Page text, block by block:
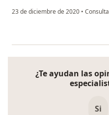
23 de diciembre de 2020 •
¿Te ayudan las
Si